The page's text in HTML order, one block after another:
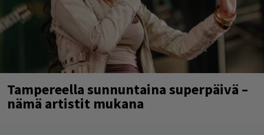
Tampereella sunnuntaina superpäivä –
nämä artistit mukana